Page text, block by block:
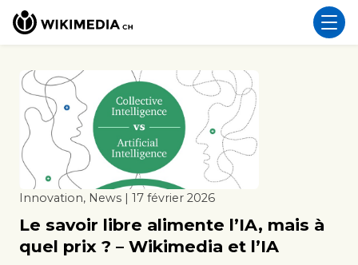
Innovation, News | 17 février 2026
Le savoir libre alimente l’IA, mais à
quel prix ? – Wikimedia et l’IA